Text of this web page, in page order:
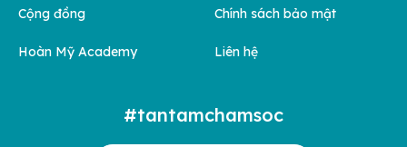
Cộng đồng
Hoàn Mỹ Academy
Chính sách bảo mật
Liên hệ
#tantamchamsoc